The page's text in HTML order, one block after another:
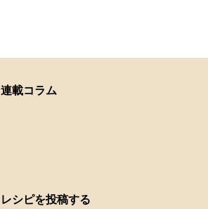
連載コラム
レシピを投稿する